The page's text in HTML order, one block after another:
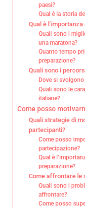
paesi?
Qual è la storia
Qual è
Quali sono i
una maratona?
Quanto tempo
preparazione?
Quali sono i
Dove si
Quali sono le
italiane?
Come posso
Quali strategie di
partecipanti?
Come posso
partecipazione?
Qual è
preparazione?
Come affrontare le
Quali sono i
affrontare?
Come posso